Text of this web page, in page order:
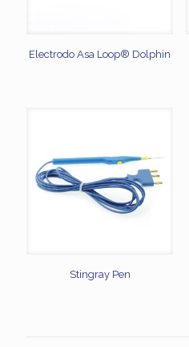
Electrodo Asa Loop® Dolphin
Stingray Pen